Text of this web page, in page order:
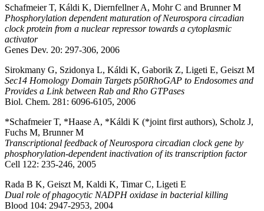
Schafmeier T, Káldi K, Diernfellner A, Mohr C and Brunner M
Phosphorylation dependent maturation of Neurospora circadian
clock protein from a nuclear repressor towards a cytoplasmic
activator
Genes Dev. 20: 297-306, 2006
Sirokmany G, Szidonya L, Káldi K, Gaborik Z, Ligeti E, Geiszt M
Sec14 Homology Domain Targets p50RhoGAP to Endosomes and
Provides a Link between Rab and Rho GTPases
Biol. Chem. 281: 6096-6105, 2006
*Schafmeier T, *Haase A, *Káldi K (*joint first authors), Scholz J,
Fuchs M, Brunner M
Transcriptional feedback of Neurospora circadian clock gene by
phosphorylation-dependent inactivation of its transcription factor
Cell 122: 235-246, 2005
Rada B K, Geiszt M, Kaldi K, Timar C, Ligeti E
Dual role of phagocytic NADPH oxidase in bacterial killing
Blood 104: 2947-2953, 2004